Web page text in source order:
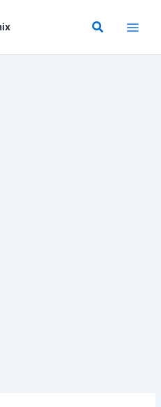
Buscar